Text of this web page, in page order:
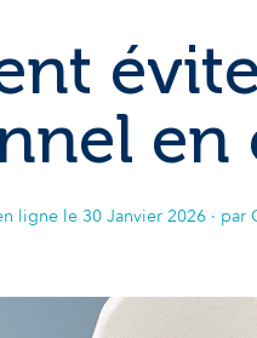
Conseils
Fonds
Impact
en
ligne le 30 Janvier 2026· par